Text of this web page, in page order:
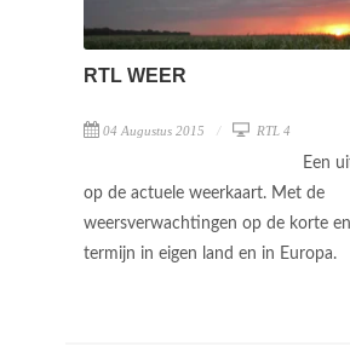
RTL WEER
04 Augustus 2015 RTL 4
Een
op de actuele weerkaart. Met de
weersverwachtingen op de korte
termijn in eigen land en in Europa.